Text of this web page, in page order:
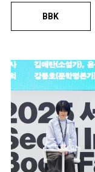
BBK